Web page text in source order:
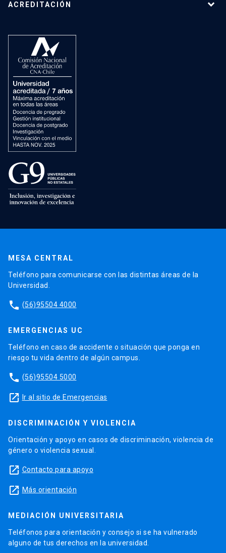
ACREDITACIÓN
MESA CENTRAL
Teléfono para comunicarse con las distintas áreas de la
Universidad.
phone (56)95504 4000
EMERGENCIAS UC
Teléfono en caso de accidente o situación que ponga en
riesgo tu vida dentro de algún campus.
phone (56)95504 5000
launch Ir al sitio de Emergencias
DISCRIMINACIÓN Y VIOLENCIA
Orientación y apoyo en casos de discriminación, violencia de
género o violencia sexual.
launch Contacto para apoyo
launch Más orientación
MEDIACIÓN UNIVERSITARIA
Teléfonos para orientación y consejo si se ha vulnerado
alguno de tus derechos en la universidad.